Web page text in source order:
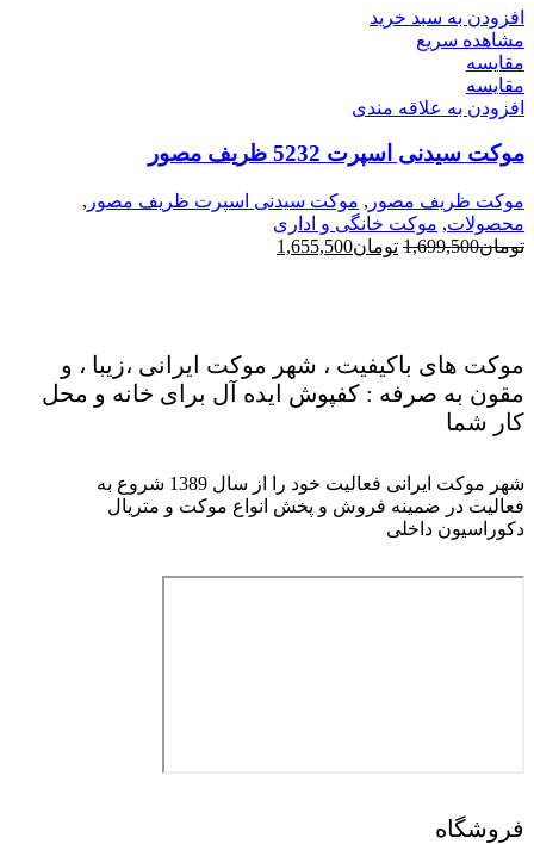
بود.
افزودن به سبد خرید
مشاهده سریع
مقایسه
مقایسه
افزودن به علاقه مندی
موکت سیدنی اسپرت 5232 ظریف مصور
موکت ظریف مصور , موکت سیدنی اسپرت ظریف مصور ,
محصولات, موکت خانگی و اداری
تومان1,699,500 قیمت
تومان1,655,500
موکت های باکیفیت ، شهر موکت ایرانی ،زیبا ، و
مقون به صرفه : کفپوش ایده آل برای خانه و محل
کار شما
شهر موکت ایرانی فعالیت خود را از سال 1389 شروع به
فعالیت در ضمینه فروش و پخش انواع موکت و متریال
دکوراسیون داخلی
فروشگاه